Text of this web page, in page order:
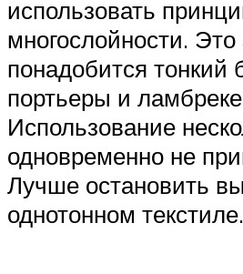
использовать
многослойности. Это
понадобится тонкий
портьеры и
Использование
одновременно не
Лучше остановить
однотонном текстиле.